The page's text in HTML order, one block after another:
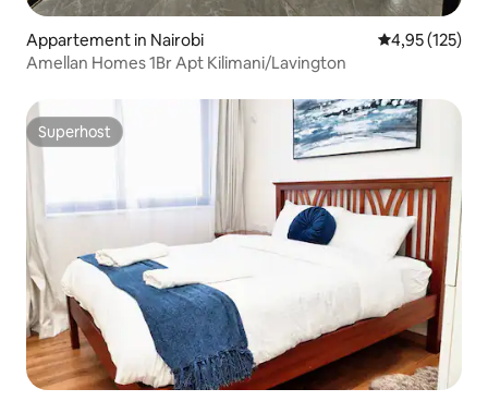
Appartement in Nairobi Gemiddelde
4,95 (125)
Amellan Homes 1Br Apt Kilimani/Lavington
Superhost
Superhost